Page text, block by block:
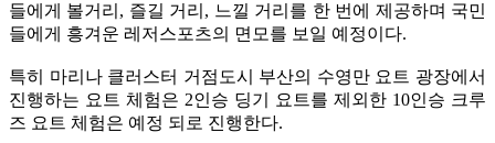
들에게 볼거리, 즐길 거리, 느낄 거리를 한 번에 제공하며 국민
들에게 흥겨운 레저스포츠의 면모를 보일 예정이다.
특히 마리나 클러스터 거점도시 부산의 수영만 요트 광장에서
진행하는 요트 체험은 2인승 딩기 요트를 제외한 10인승 크루
즈 요트 체험은 예정 되로 진행한다.